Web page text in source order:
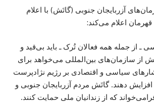
آزربایجان جنوبی (گاتَش) با اعلام
قهرمان اعلام می‌کند:
ـ از جمله همه فعالان تُرک ـ باید بی‌قید و
از سازمان‌های بین‌المللی می‌خواهد برای
سیاسی و اقتصادی بر رژیم نژادپرست
افزایش دهند. گاتَش مردم آزربایجان جنوبی و
که از زندانیان ملی حمایت کنند.